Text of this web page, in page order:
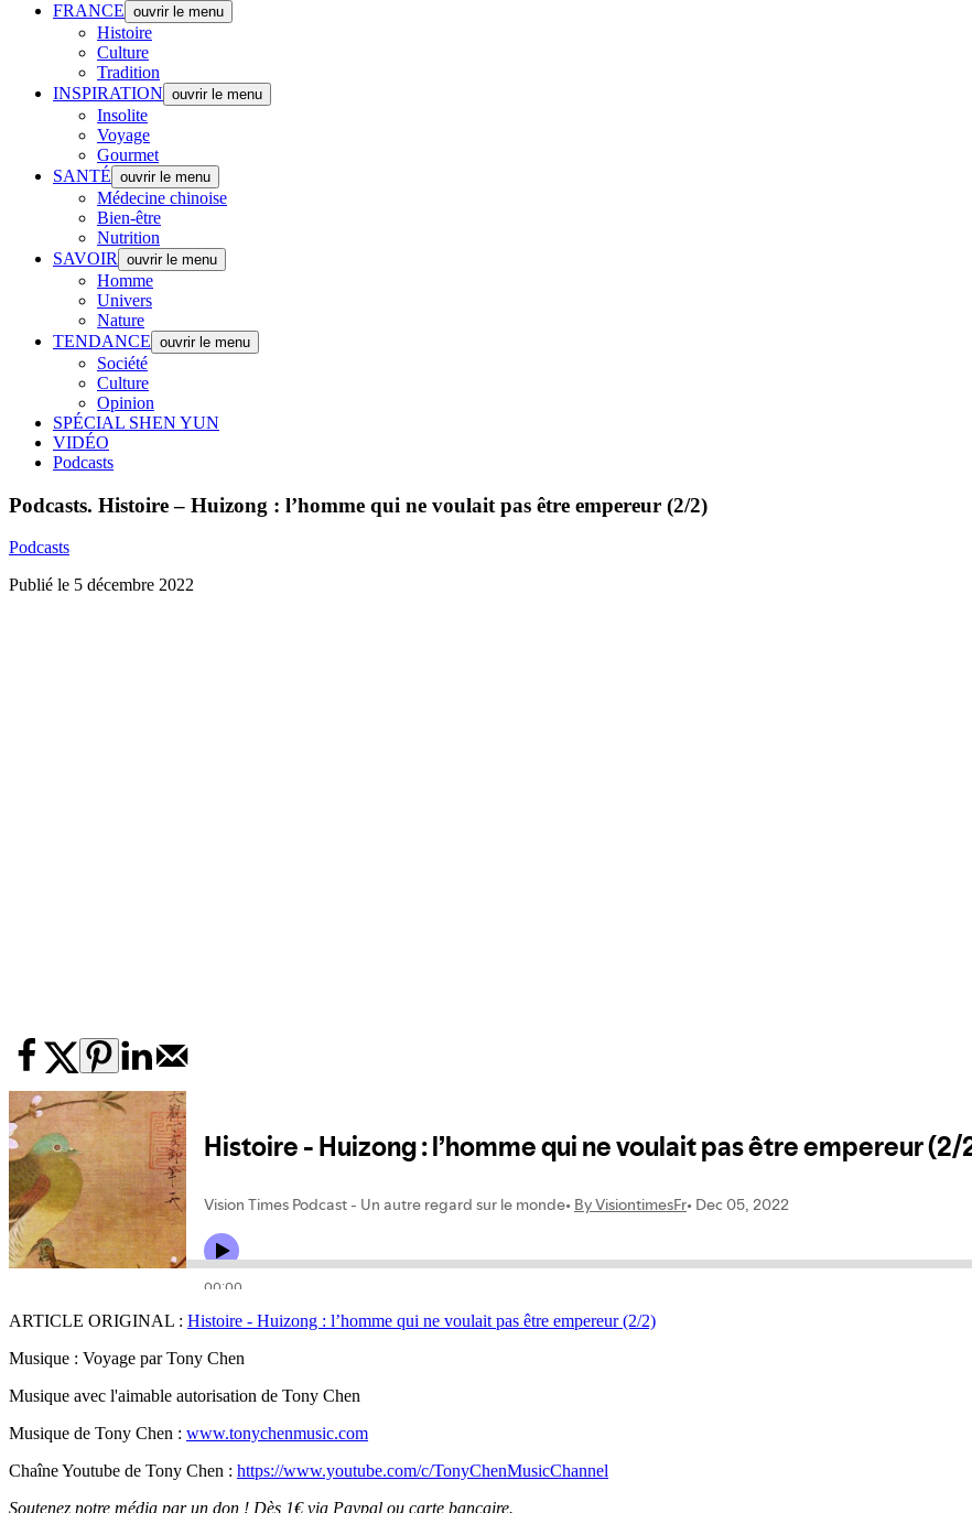
FRANCE ouvrir le menu
Histoire
Culture
Tradition
INSPIRATION ouvrir le menu
Insolite
Voyage
Gourmet
SANTÉ ouvrir le menu
Médecine chinoise
Bien-être
Nutrition
SAVOIR
ouvrir le menu
Homme
Univers
Nature
TENDANCE ouvrir le menu
Société
Culture
Opinion
SPÉCIAL SHEN YUN
VIDÉO
Podcasts
Podcasts. Histoire – Huizong : l’homme qui ne voulait pas être empereur (2/2)
Podcasts
Publié le 5 décembre 2022
ARTICLE ORIGINAL : Histoire - Huizong : l’homme qui ne voulait pas être empereur (2/2)
Musique : Voyage par Tony Chen
Musique avec l'aimable autorisation de Tony Chen
Musique de Tony Chen : www.tonychenmusic.com
Chaîne Youtube de Tony Chen : https://www.youtube.com/c/TonyChenMusicChannel
Soutenez notre média par un don ! Dès 1€ via Paypal ou carte bancaire.